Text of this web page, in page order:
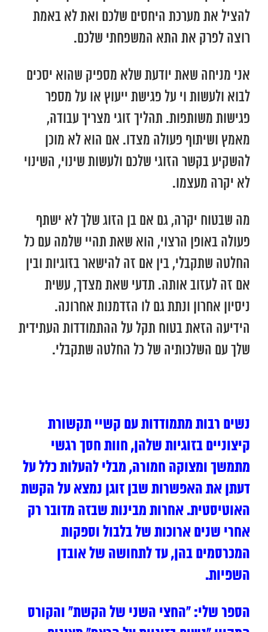
להציל את מערכת היחסים שלכם ואת לא באמת
רוצה לפרק את התא המשפחתי שלכם.
אני מניחה שאת יודעת שלא מספיק שהוא יסכים
לבוא ולעשות וי על פגישת ייעוץ או על מספר
פגישות משותפות. תהליך זוגי מצריך עבודה,
מאמץ ושיתוף פעולה מצדו. אם הוא לא מוכן
להשקיע בקשר הזוגי שלכם ולעשות שינוי, השינוי
לא יקרה מעצמו.
מה שבטוח יקרה, גם אם בן הזוג שלך לא ישתף
פעולה באופן הרצוי, הוא שאת תהיי שלמה עם כל
החלטה שתקבלי, בין אם זה להישאר בזוגיות ובין
אם זה לעזוב אותה. תדעי שאת מצדך, עשית
ניסיון אחרון ונתת גם לו הזדמנות אחרונה.
הידיעה הזאת בטוח תקל על ההתמודדות העתידית
שלך עם השלכותיה של כל החלטה שתקבלי.
נשים רבות מתמודדות עם קשיי תקשורת
קיצוניים בזוגיות שלהן, חוות חסך רגשי
מתמשך ומצוקה חמורה, מבלי להעלות כלל על
דעתן את האפשרות שבן זוגן נמצא על הקשת
האוטיסטית. אחרות מבינות שבזה מדובר רק
אחרי שנים ארוכות של בלבול וספקות
המכרסמים בהן, עד לתחושה של אובדן
השפיות.
הספר שלי: “החצי השני של הקשת” והקורס